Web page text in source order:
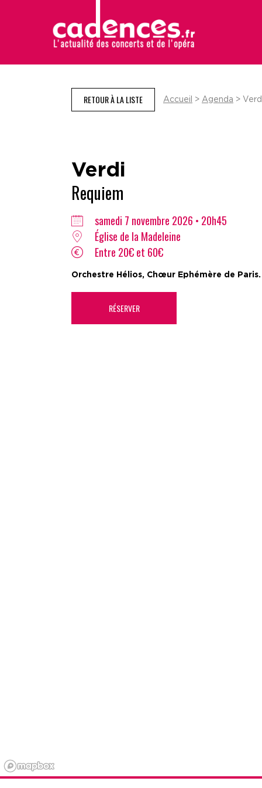
RETOUR À LA LISTE Accueil > Agenda >
Verdi
Requiem
samedi 7 novembre 2026 • 20h45
Église de la Madeleine
Entre 20€ et 60€
Orchestre Hélios, Chœur Ephémère de Paris.
RÉSERVER